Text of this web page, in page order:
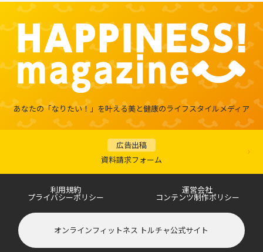
あなたの「なりたい！」を叶える美と健康のライフスタイルメディア
広告出稿
資料請求フォーム
利用規約 運営会社
プライバシーポリシー コンテンツ制作ポリシー
オンラインフィットネス トルチャ公式サイト